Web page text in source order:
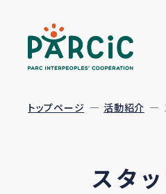
トップページ 活動紹介
スタ